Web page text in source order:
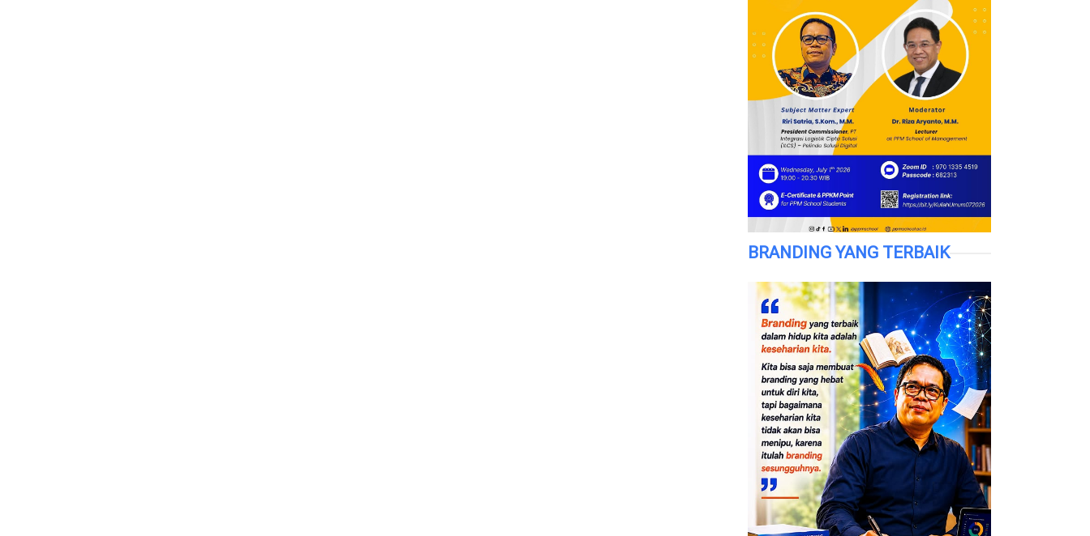
BRANDING YANG TERBAIK